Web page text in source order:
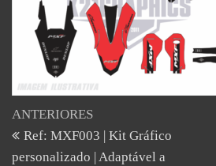
ANTERIORES
Ref: MXF003 | Kit Gráfico
personalizado | Adaptável a